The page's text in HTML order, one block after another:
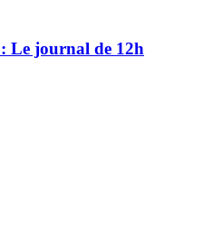
Le journal de 12h